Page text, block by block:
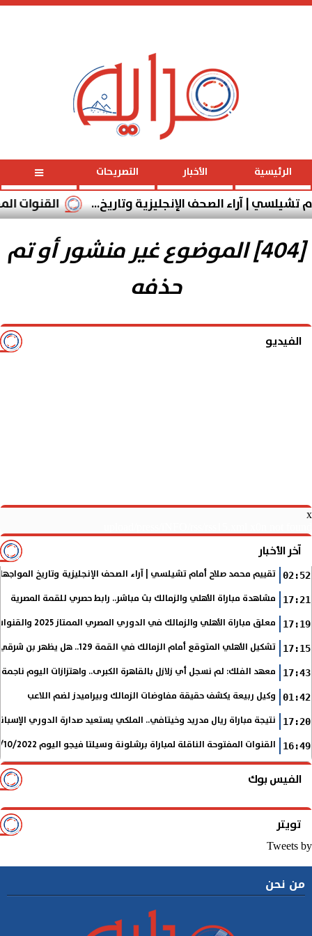
الرئيسية الأخبار التصريحات
القنوات | آراء الصحف الإنجليزية وتاريخ...
[404] الموضوع غير منشور أو تم
حذفه
الفيديو
x
آخر الأخبار
02:52 تقييم محمد صلاح أمام تشيلسي | آراء الصحف الإنجليزية وتاريخ
17:21 مشاهدة مباراة الأهلي والزمالك بث مباشر.. رابط حصري للقمة المصرية
17:19 معلق مباراة الأهلي والزمالك في الدوري المصري الممتاز 2025 والقنوات الناقلة
17:15 تشكيل الأهلي المتوقع أمام الزمالك في القمة 129.. هل يظهر بن شرقي؟
17:43 معهد الفلك: لم نسجل أي زلازل بالقاهرة الكبرى.. واهتزازات اليوم
01:42 وكيل ربيعة يكشف حقيقة مفاوضات الزمالك وبيراميدز لضم اللاعب
17:20 نتيجة مباراة ريال مدريد وخيتافي.. الملكي يستعيد صدارة الدوري
16:49 القنوات المفتوحة الناقلة لمباراة برشلونة وسيلتا فيجو اليوم 9/10/2022 في الدوري الإسباني
الفيس بوك
تويتر
Tweets by
من نحن